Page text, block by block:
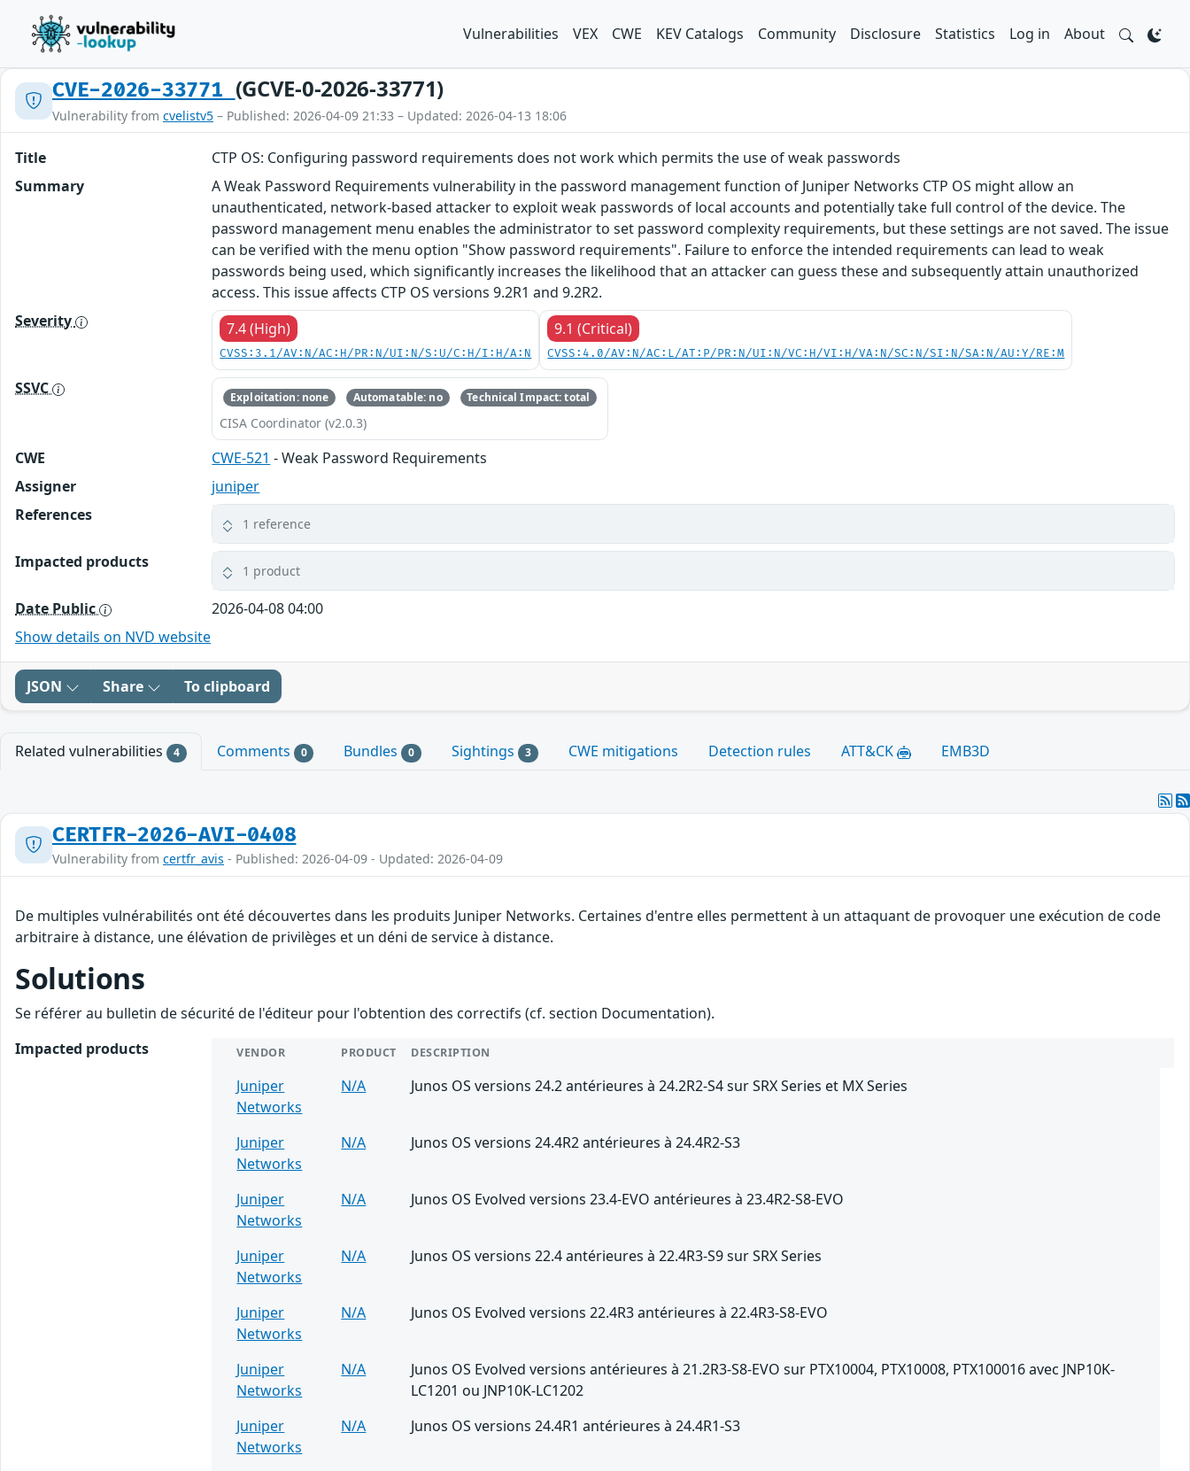
Vulnerabilities VEX CWE KEV Catalogs Community Disclosure Statistics Log in About
CVE-2026-33771 (GCVE-0-2026-33771)
Vulnerability from cvelistv5 – Published: 2026-04-09 21:33 – Updated: 2026-04-13 18:06
Title
CTP OS: Configuring password requirements does not work which permits the use of weak passwords
Summary
A Weak Password Requirements vulnerability in the password management function of Juniper Networks CTP OS might allow an
unauthenticated, network-based attacker to exploit weak passwords of local accounts and potentially take full control of the device. The
password management menu enables the administrator to set password complexity requirements, but these settings are not saved. The issue
can be verified with the menu option "Show password requirements". Failure to enforce the intended requirements can lead to weak
passwords being used, which significantly increases the likelihood that an attacker can guess these and subsequently attain unauthorized
access. This issue affects CTP OS versions 9.2R1 and 9.2R2.
Severity
7.4 (High)
CVSS:3.1/AV:N/AC:H/PR:N/UI:N/S:U/C:H/I:H/A:N
9.1 (Critical)
CVSS:4.0/AV:N/AC:L/AT:P/PR:N/UI:N/VC:H/VI:H/VA:N/SC:N/SI:N/SA:N/AU:Y/RE:M
SSVC Exploitation: none Automatable: no Technical Impact: total
CISA Coordinator (v2.0.3)
CWE CWE-521 - Weak Password Requirements
Assigner
juniper
References
1 reference
Impacted products 1 product
Date Public
2026-04-08 04:00
Show details on NVD website
JSON Share To clipboard
Related vulnerabilities 4 Comments 0 Bundles 0 Sightings 3 CWE mitigations Detection rules ATT&CK EMB3D
CERTFR-2026-AVI-0408
Vulnerability from certfr_avis - Published: 2026-04-09 - Updated: 2026-04-09
De multiples vulnérabilités ont été découvertes dans les produits Juniper Networks. Certaines d'entre elles permettent à un attaquant de provoquer une exécution de code
arbitraire à distance, une élévation de privilèges et un déni de service à distance.
Solutions
Se référer au bulletin de sécurité de l'éditeur pour l'obtention des correctifs (cf. section Documentation).
Impacted products
VENDOR PRODUCT DESCRIPTION
Juniper
Networks
N/A Junos OS versions 24.2 antérieures à 24.2R2-S4 sur SRX Series et MX Series
Juniper
Networks
N/A Junos OS versions 24.4R2 antérieures à 24.4R2-S3
Juniper
Networks
N/A Junos OS Evolved versions 23.4-EVO antérieures à 23.4R2-S8-EVO
Juniper
Networks
N/A Junos OS versions 22.4 antérieures à 22.4R3-S9 sur SRX Series
Juniper
Networks
N/A Junos OS Evolved versions 22.4R3 antérieures à 22.4R3-S8-EVO
Juniper
Networks
N/A
Junos OS Evolved versions antérieures à 21.2R3-S8-EVO sur PTX10004, PTX10008, PTX100016 avec JNP10K-
LC1201 ou JNP10K-LC1202
Juniper
Networks
N/A Junos OS versions 24.4R1 antérieures à 24.4R1-S3